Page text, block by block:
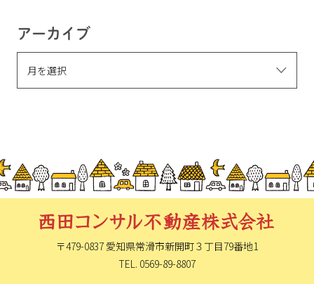
アーカイブ
〒479-0837 愛知県常滑市新開町３丁目79番地1
TEL. 0569-89-8807